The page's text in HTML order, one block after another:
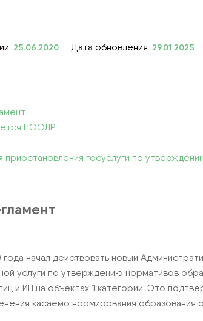
СТРОИТЕЛЬСТВО
25.06.2020 Дата обновления: 29.01.2025
НООЛР
приостановления госуслуги по
начал действовать новый
услуги по утверждению нормативов
и ИП на объектах 1 категории. Это
касаемо нормирования образования